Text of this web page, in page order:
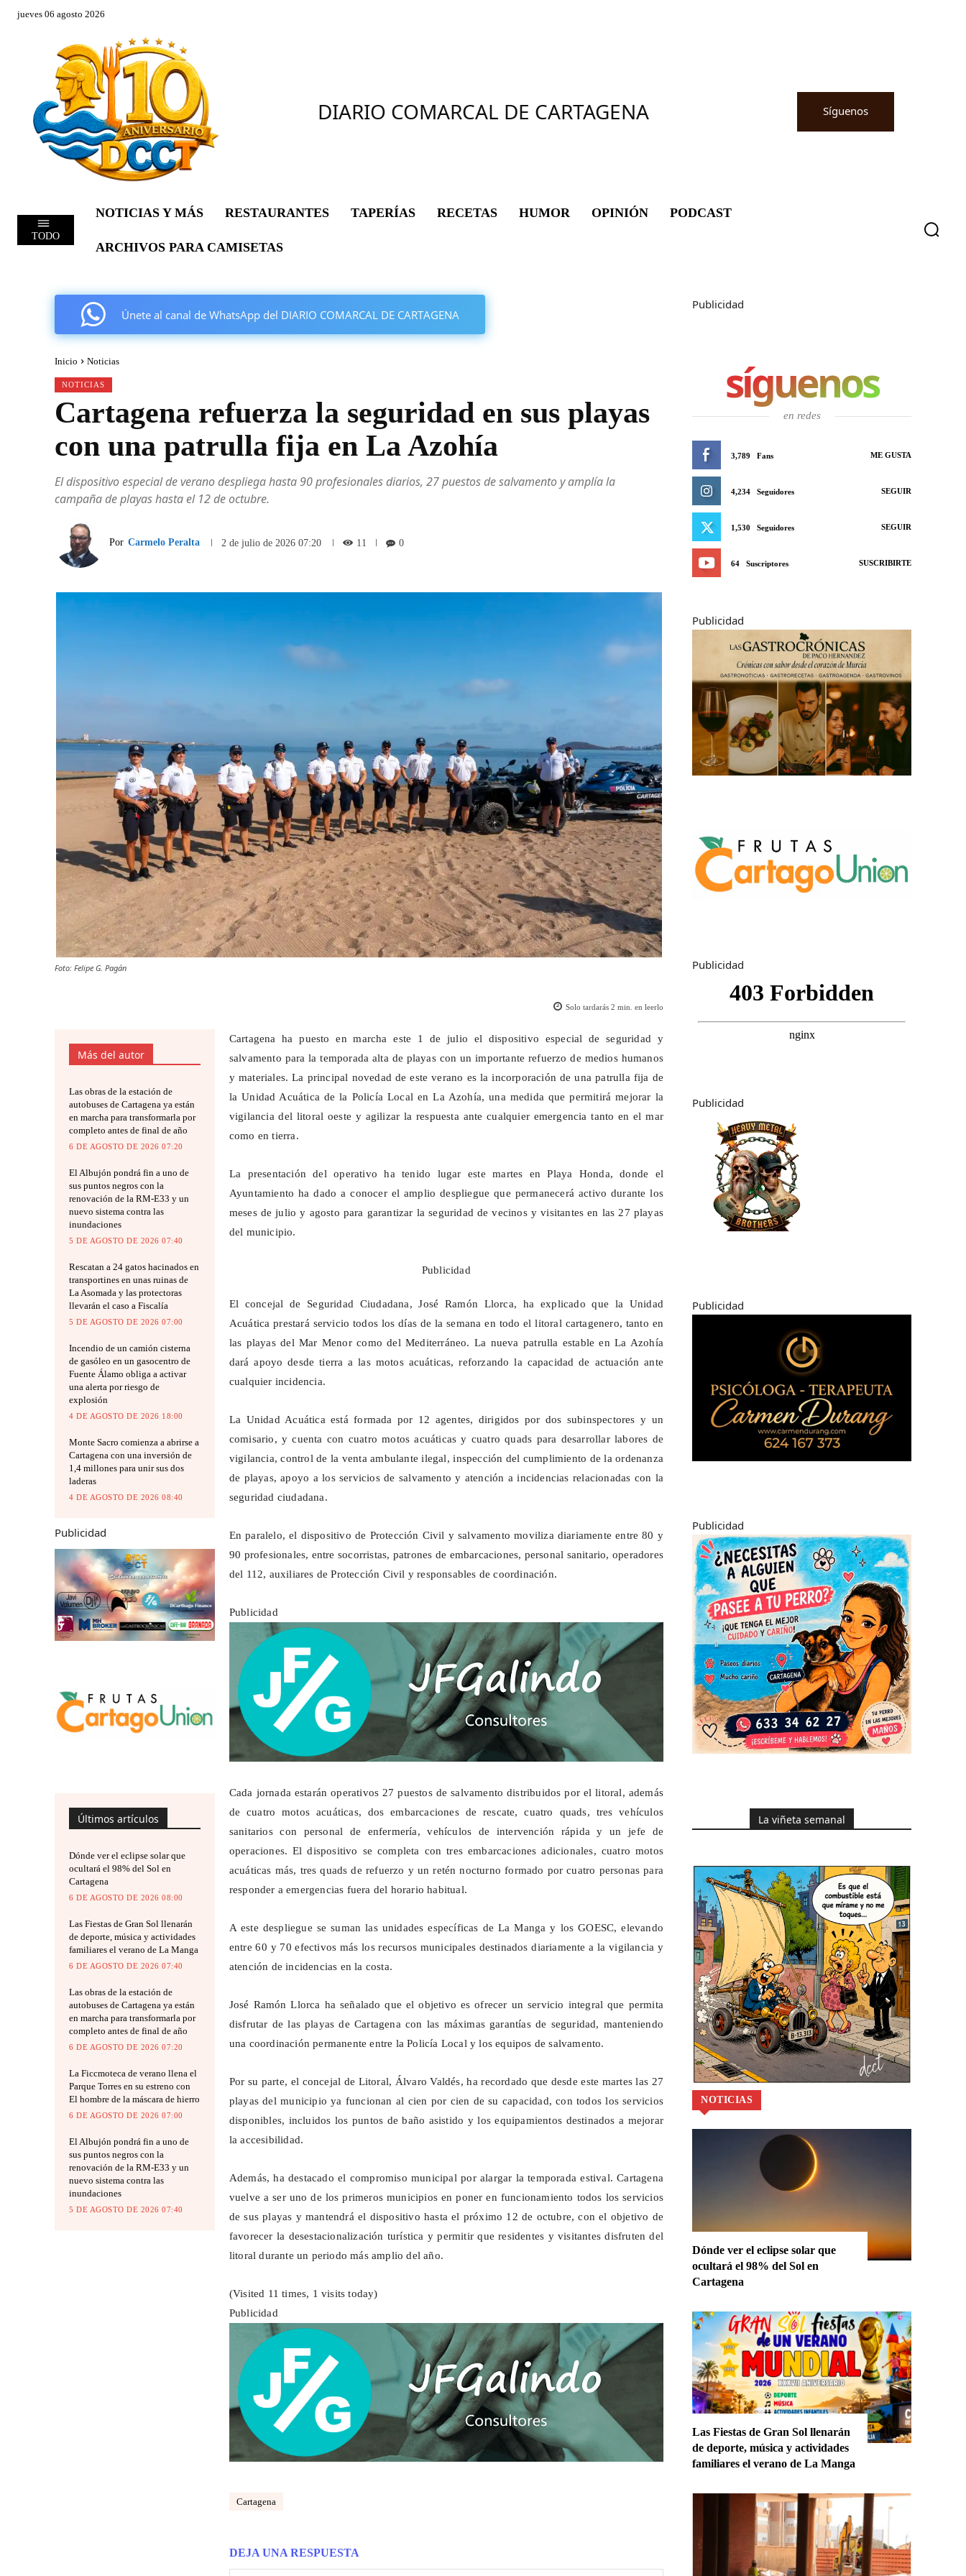
jueves 06 agosto 2026
DIARIO COMARCAL DE CARTAGENA Síguenos
TODO
NOTICIAS Y MÁS RESTAURANTES TAPERÍAS RECETAS HUMOR OPINIÓN PODCAST
ARCHIVOS PARA CAMISETAS
Únete al canal de WhatsApp del DIARIO COMARCAL DE CARTAGENA
Inicio Noticias
NOTICIAS
Cartagena refuerza la seguridad en sus playas
con una patrulla fija en La Azohía
El dispositivo especial de verano despliega hasta 90 profesionales diarios, 27 puestos de salvamento y amplía la
campaña de playas hasta el 12 de octubre.
Por Carmelo Peralta 2 de julio de 2026 07:20 11 0
Foto: Felipe G. Pagán
Solo tardarás2 min. en leerlo
Más del autor
Las obras de la estación de
autobuses de Cartagena ya están
en marcha para transformarla por
completo antes de final de año
6 DE AGOSTO DE 2026 07:20
El Albujón pondrá fin a uno de
sus puntos negros con la
renovación de la RM-E33 y un
nuevo sistema contra las
inundaciones
5 DE AGOSTO DE 2026 07:40
Rescatan a 24 gatos hacinados en
transportines en unas ruinas de
La Asomada y las protectoras
llevarán el caso a Fiscalía
5 DE AGOSTO DE 2026 07:00
Incendio de un camión cisterna
de gasóleo en un gasocentro de
Fuente Álamo obliga a activar
una alerta por riesgo de
explosión
4 DE AGOSTO DE 2026 18:00
Monte Sacro comienza a abrirse a
Cartagena con una inversión de
1,4 millones para unir sus dos
laderas
4 DE AGOSTO DE 2026 08:40
Publicidad
Últimos artículos
Dónde ver el eclipse solar que
ocultará el 98% del Sol en
Cartagena
6 DE AGOSTO DE 2026 08:00
Las Fiestas de Gran Sol llenarán
de deporte, música y actividades
familiares el verano de La Manga
6 DE AGOSTO DE 2026 07:40
Las obras de la estación de
autobuses de Cartagena ya están
en marcha para transformarla por
completo antes de final de año
6 DE AGOSTO DE 2026 07:20
La Ficcmoteca de verano llena el
Parque Torres en su estreno con
El hombre de la máscara de hierro
6 DE AGOSTO DE 2026 07:00
El Albujón pondrá fin a uno de
sus puntos negros con la
renovación de la RM-E33 y un
nuevo sistema contra las
inundaciones
5 DE AGOSTO DE 2026 07:40
Cartagena ha puesto en marcha este 1 de julio el dispositivo especial de seguridad y
salvamento para la temporada alta de playas con un importante refuerzo de medios humanos
y materiales. La principal novedad de este verano es la incorporación de una patrulla fija de
la Unidad Acuática de la Policía Local en La Azohía, una medida que permitirá mejorar la
vigilancia del litoral oeste y agilizar la respuesta ante cualquier emergencia tanto en el mar
como en tierra.
La presentación del operativo ha tenido lugar este martes en Playa Honda, donde el
Ayuntamiento ha dado a conocer el amplio despliegue que permanecerá activo durante los
meses de julio y agosto para garantizar la seguridad de vecinos y visitantes en las 27 playas
del municipio.
Publicidad
El concejal de Seguridad Ciudadana, José Ramón Llorca, ha explicado que la Unidad
Acuática prestará servicio todos los días de la semana en todo el litoral cartagenero, tanto en
las playas del Mar Menor como del Mediterráneo. La nueva patrulla estable en La Azohía
dará apoyo desde tierra a las motos acuáticas, reforzando la capacidad de actuación ante
cualquier incidencia.
La Unidad Acuática está formada por 12 agentes, dirigidos por dos subinspectores y un
comisario, y cuenta con cuatro motos acuáticas y cuatroquads para desarrollar labores de
vigilancia, control de la venta ambulante ilegal, inspección del cumplimiento de la ordenanza
de playas, apoyo a los servicios de salvamento y atención a incidencias relacionadas con la
seguridad ciudadana.
En paralelo, el dispositivo de Protección Civil y salvamento moviliza diariamente entre 80 y
90 profesionales, entre socorristas, patrones de embarcaciones, personal sanitario, operadores
del 112, auxiliares de Protección Civil y responsables de coordinación.
Publicidad
Cada jornada estarán operativos 27 puestos de salvamento distribuidos por el litoral, además
de cuatro motos acuáticas, dos embarcaciones de rescate, cuatro quads, tres vehículos
sanitarios con personal de enfermería, vehículos de intervención rápida y un jefe de
operaciones. El dispositivo se completa con tres embarcaciones adicionales, cuatro motos
acuáticas más, tresquads de refuerzo y un retén nocturno formado por cuatro personas para
responder a emergencias fuera del horario habitual.
A este despliegue se suman las unidades específicas de La Manga y los GOESC, elevando
entre 60 y 70 efectivos más los recursos municipales destinados diariamente a la vigilancia y
atención de incidencias en la costa.
José Ramón Llorca ha señalado que el objetivo es ofrecer un servicio integral que permita
disfrutar de las playas de Cartagena con las máximas garantías de seguridad, manteniendo
una coordinación permanente entre la Policía Local y los equipos de salvamento.
Por su parte, el concejal de Litoral, Álvaro Valdés, ha recordado que desde este martes las 27
playas del municipio ya funcionan al cien por cien de su capacidad, con todos los servicios
disponibles, incluidos los puntos de baño asistido y los equipamientos destinados a mejorar
la accesibilidad.
Además, ha destacado el compromiso municipal por alargar la temporada estival. Cartagena
vuelve a ser uno de los primeros municipios en poner en funcionamiento todos los servicios
de sus playas y mantendrá el dispositivo hasta el próximo 12 de octubre, con el objetivo de
favorecer la desestacionalización turística y permitir que residentes y visitantes disfruten del
litoral durante un periodo más amplio del año.
(Visited 11 times, 1 visits today)
Publicidad
Cartagena
DEJA UNA RESPUESTA
Publicidad
síguenos
en redes
3,789 Fans ME GUSTA
4,234 Seguidores SEGUIR
1,530 Seguidores SEGUIR
64 Suscriptores SUSCRIBIRTE
Publicidad
Publicidad
Publicidad
Publicidad
Publicidad
La viñeta semanal
NOTICIAS
Dónde ver el eclipse solar que
ocultará el 98% del Sol en
Cartagena
Las Fiestas de Gran Sol llenarán
de deporte, música y actividades
familiares el verano de La Manga